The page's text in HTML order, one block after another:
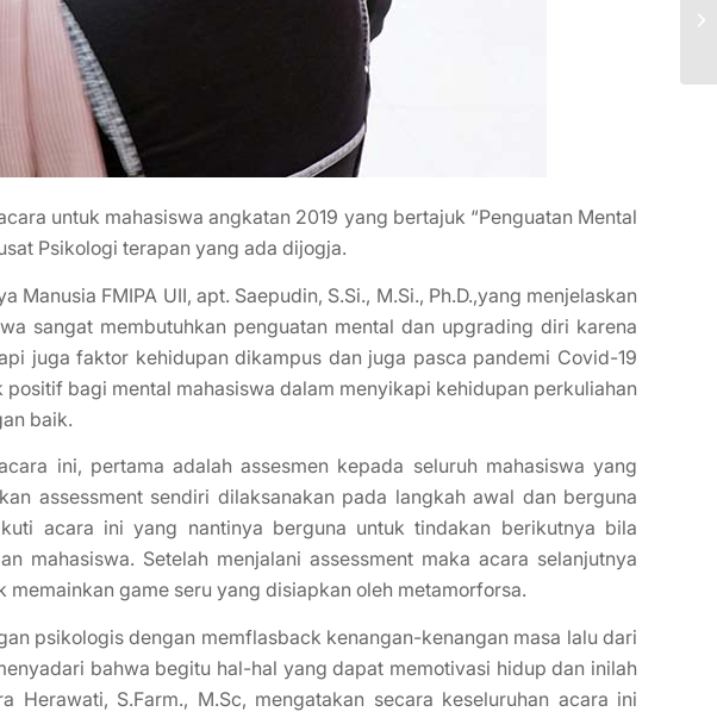
untuk mahasiswa angkatan 2019 yang bertajuk “Penguatan Mental
Psikologi terapan yang ada dijogja.
FMIPA UII, apt. Saepudin, S.Si., M.Si., Ph.D.,yang menjelaskan
sangat membutuhkan penguatan mental dan upgrading diri karena
juga faktor kehidupan dikampus dan juga pasca pandemi Covid-19
bagi mental mahasiswa dalam menyikapi kehidupan perkuliahan
baik.
ini, pertama adalah assesmen kepada seluruh mahasiswa yang
assessment sendiri dilaksanakan pada langkah awal dan berguna
acara ini yang nantinya berguna untuk tindakan berikutnya bila
Setelah menjalani assessment maka acara selanjutnya
game seru yang disiapkan oleh metamorforsa.
psikologis dengan memflasback kenangan-kenangan masa lalu dari
bahwa begitu hal-hal yang dapat memotivasi hidup dan inilah
S.Farm., M.Sc, mengatakan secara keseluruhan acara ini